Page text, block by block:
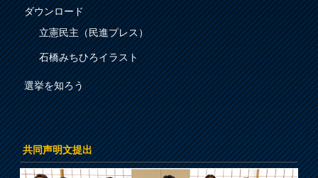
ダウンロード
立憲民主（民進プレス）
石橋みちひろイラスト
選挙を知ろう
共同声明文提出